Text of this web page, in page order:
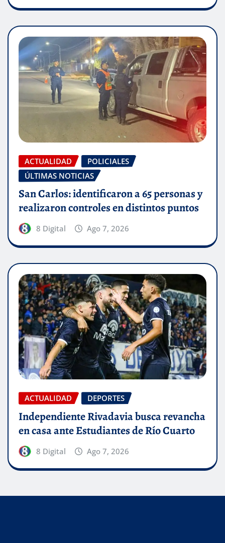
ACTUALIDAD
POLICIALES
ÚLTIMAS NOTICIAS
San Carlos: identificaron a 65 personas y
realizaron controles en distintos puntos
8 Digital Ago 7, 2026
ACTUALIDAD DEPORTES
Independiente Rivadavia busca revancha
en casa ante Estudiantes de Río Cuarto
8 Digital Ago 7, 2026